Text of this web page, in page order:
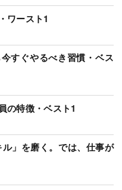
ワースト1
すぐやるべき習慣・ベス
の特徴・ベスト1
」を磨く。では、仕事が